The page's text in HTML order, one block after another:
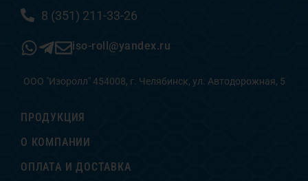
8 (351) 211-33-26
iso-roll@yandex.ru
ООО "Изоролл" 454008, г. Челябинск, ул. Автодорожная, 5
ПРОДУКЦИЯ
О КОМПАНИИ
ОПЛАТА И ДОСТАВКА